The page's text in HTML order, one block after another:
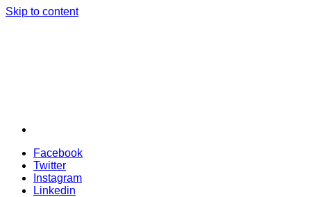
Skip to content
Facebook
Twitter
Instagram
Linkedin